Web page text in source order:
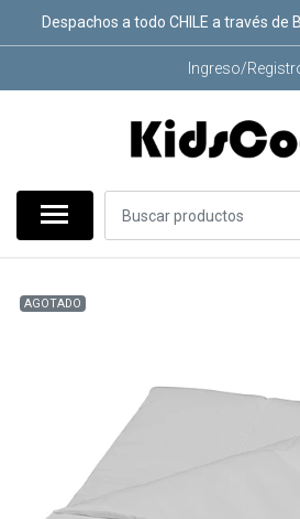
Despachos a todo CHILE a través de
Ingreso/
AGOTADO